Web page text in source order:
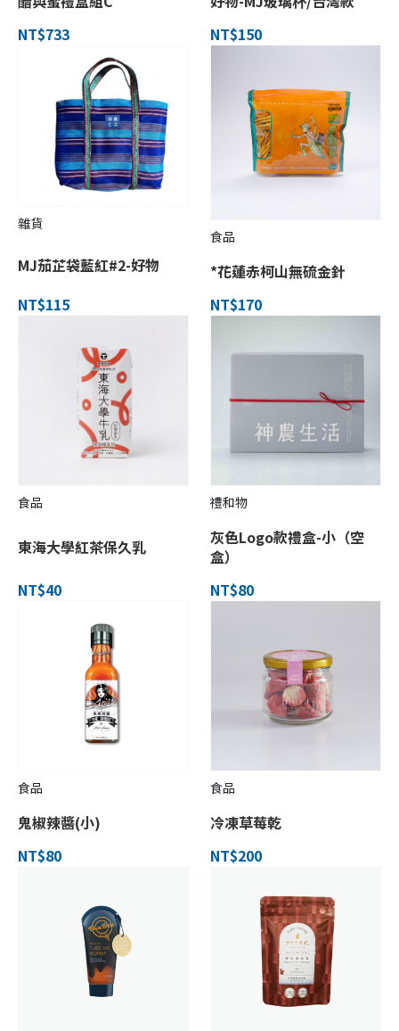
NT$733
NT$150
雜貨
MJ茄芷袋藍紅#2-好物
NT$115
食品
*花蓮赤柯山無硫金針
NT$170
食品
東海大學紅茶保久乳
NT$40
禮和物
灰色Logo款禮盒-小（空
盒）
NT$80
食品
鬼椒辣醬(小)
NT$80
食品
冷凍草莓乾
NT$200